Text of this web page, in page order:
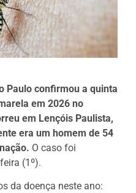
Paulo confirmou a quinta
em 2026 no
em Lençóis Paulista,
era um homem de 54
O caso foi
(1º).
da doença neste ano: